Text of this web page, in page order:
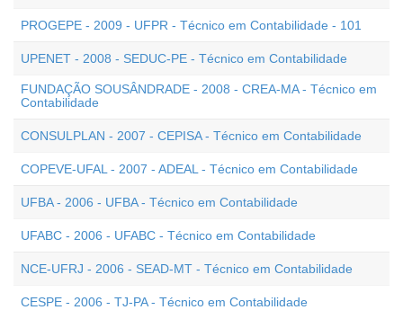
PROGEPE - 2009 - UFPR - Técnico em Contabilidade - 101
UPENET - 2008 - SEDUC-PE - Técnico em Contabilidade
FUNDAÇÃO SOUSÂNDRADE - 2008 - CREA-MA - Técnico em
Contabilidade
CONSULPLAN - 2007 - CEPISA - Técnico em Contabilidade
COPEVE-UFAL - 2007 - ADEAL - Técnico em Contabilidade
UFBA - 2006 - UFBA - Técnico em Contabilidade
UFABC - 2006 - UFABC - Técnico em Contabilidade
NCE-UFRJ - 2006 - SEAD-MT - Técnico em Contabilidade
CESPE - 2006 - TJ-PA - Técnico em Contabilidade